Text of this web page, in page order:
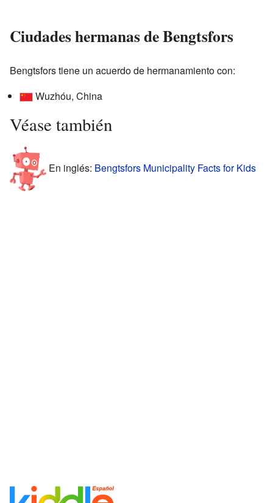
Ciudades hermanas de Bengtsfors
Bengtsfors tiene un acuerdo de hermanamiento con:
Wuzhóu, China
Véase también
En inglés: Bengtsfors Municipality Facts for Kids